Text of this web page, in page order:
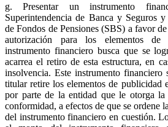
g. Presentar un instrumento
Superintendencia de Banca y Seguros
de Fondos de Pensiones (SBS) a favor
autorización para los elementos de
instrumento financiero busca que se
acarrea el retiro de esta estructura, en
insolvencia. Este instrumento financiero
titular retire los elementos de publicidad
por parte de la entidad que le otorga la
conformidad, a efectos de que se ordene
del instrumento financiero en cuestión.